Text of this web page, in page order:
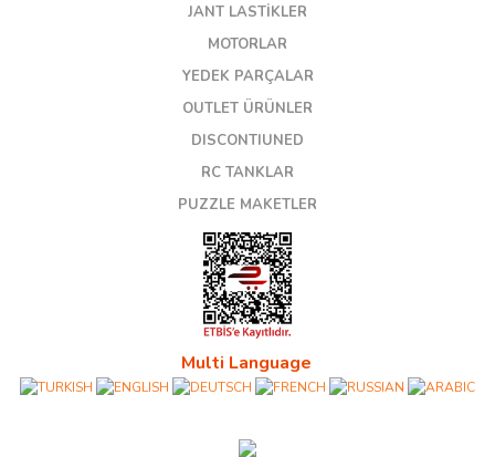
JANT LASTİKLER
MOTORLAR
YEDEK PARÇALAR
OUTLET ÜRÜNLER
DISCONTIUNED
RC TANKLAR
PUZZLE MAKETLER
Multi Language